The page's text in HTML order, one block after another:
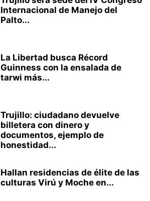
Internacional de Manejo del
Palto...
La Libertad busca Récord
Guinness con la ensalada de
tarwi más...
Trujillo: ciudadano devuelve
billetera con dinero y
documentos, ejemplo de
honestidad...
Hallan residencias de élite de las
culturas Virú y Moche en...